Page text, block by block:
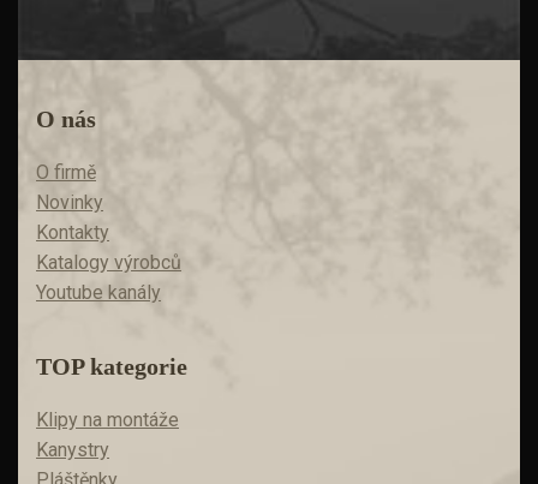
O nás
O firmě
Novinky
Kontakty
Katalogy výrobců
Youtube kanály
TOP kategorie
Klipy na montáže
Kanystry
Pláštěnky